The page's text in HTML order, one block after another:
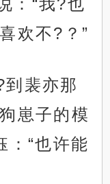
：“我?也
欢不?？”
裴亦那
崽子的模
：“也许能